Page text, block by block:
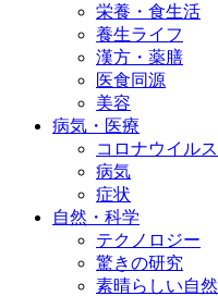
栄養・食生活
養生ライフ
漢方・薬膳
医食同源
美容
病気・医療
コロナウイルス
病気
症状
自然・科学
テクノロジー
驚きの研究
素晴らしい自然